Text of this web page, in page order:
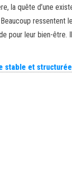
la quête d’une
ressentent
pour leur bien-être.
stable et structurée